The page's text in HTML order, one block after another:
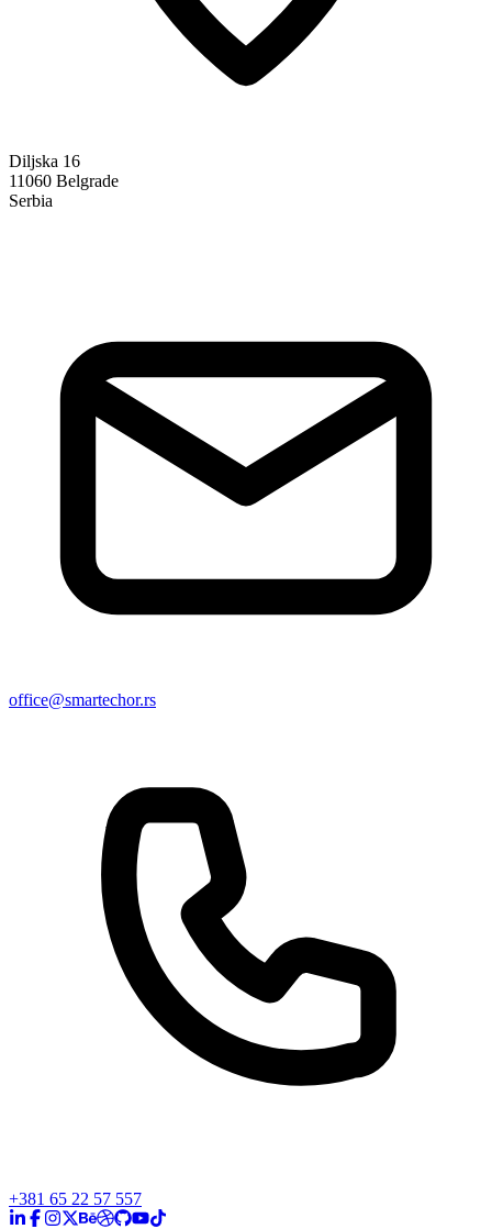
Diljska 16
11060 Belgrade
Serbia
office@smartechor.rs
+381 65 22 57 557